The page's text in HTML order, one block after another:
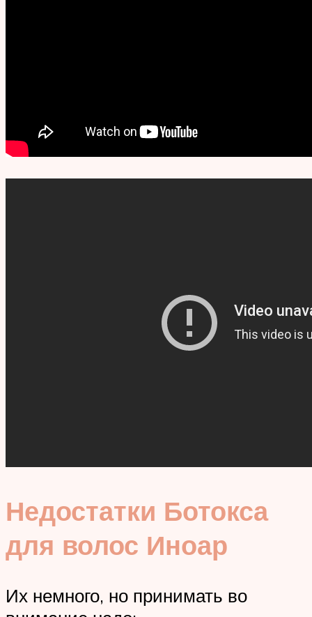
Недостатки Ботокса
для волос Иноар
Их немного, но принимать во